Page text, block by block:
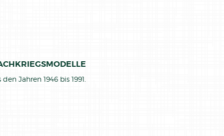
Jahren 1946 bis 1991.